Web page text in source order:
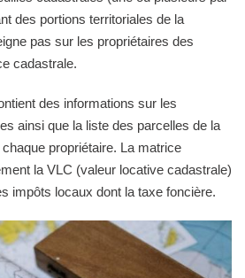
des portions territoriales de la
pas sur les propriétaires des
cadastrale.
des informations sur les
ainsi que la liste des parcelles de la
propriétaire. La matrice
la VLC (valeur locative cadastrale)
impôts locaux dont la taxe foncière.